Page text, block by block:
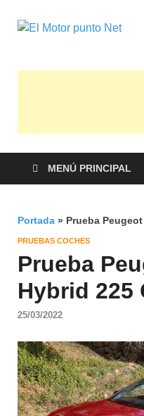
MENÚ PRINCIPAL
Portada » Prueba
PRUEBAS COCHES
Prueba
Hybrid 225
25/03/2022